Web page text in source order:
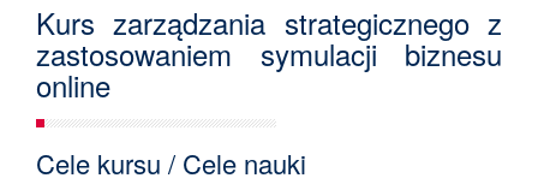
Kurs zarządzania strategicznego z
zastosowaniem symulacji biznesu
online
Cele kursu / Cele nauki